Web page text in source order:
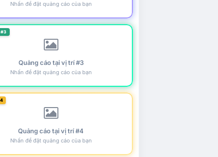
Nhấn để đặt quảng cáo của bạn
Quảng cáo tại vị trí #3
Nhấn để đặt quảng cáo của bạn
Quảng cáo tại vị trí #4
Nhấn để đặt quảng cáo của bạn